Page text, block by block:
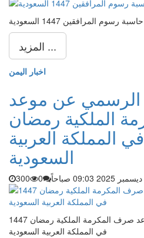
حاسبة رسوم المرافقين 1447 السعودية
المزيد ...
اخبار اليمن
الرسمي عن موعد
الملكية رمضان
1447 في المملكة العربية
السعودية
0
300
اخيرا الإعلان الرسمي عن موعد صرف المكرمة الملكية رمضان 1447
في المملكة العربية السعودية